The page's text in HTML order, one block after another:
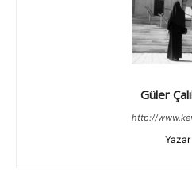
Güler
http://
Yazar